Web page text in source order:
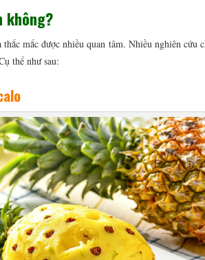
không?
thắc mắc được nhiều quan tâm. Nhiều nghiên cứu
thể như sau: